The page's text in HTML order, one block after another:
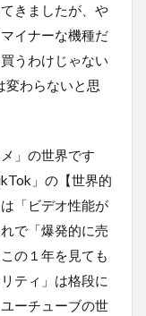
きましたが、や
イナーな機種だ
うわけじゃない
わらないと思
」の世界です
」の【世界的
「ビデオ性能が
で「爆発的に売
の１年を見ても
ティ」は格段に
ーチューブの世